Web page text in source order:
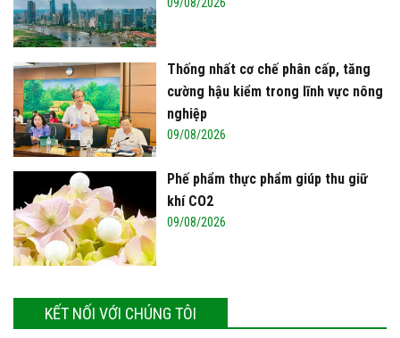
09/08/2026
Khi ESG dần định hình lại giá trị tài
sản
09/08/2026
Thống nhất cơ chế phân cấp, tăng
cường hậu kiểm trong lĩnh vực nông
nghiệp
Phế phẩm thực phẩm giúp thu giữ
khí CO2